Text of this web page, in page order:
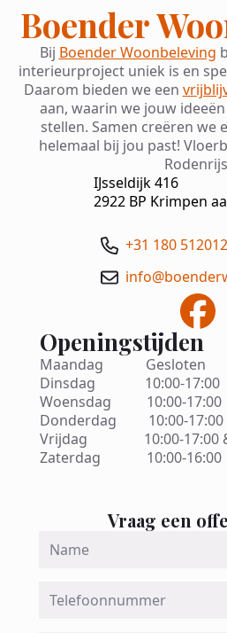
Boender
Bij Boender Woonbeleving
interieurproject uniek is en
Daarom bieden we een
aan, waarin we jouw
stellen. Samen creëren we
helemaal bij jou past!
IJsseldijk 416
2922 BP Krimpen
+31 180 512012
Openingstijden
Maandag Gesloten
Dinsdag 10:00-17:00
Woensdag 10:00-17:00
Donderdag 10:00-17:00
Vrijdag 10:00-17:00 &
Zaterdag 10:00-16:00
Vraag een